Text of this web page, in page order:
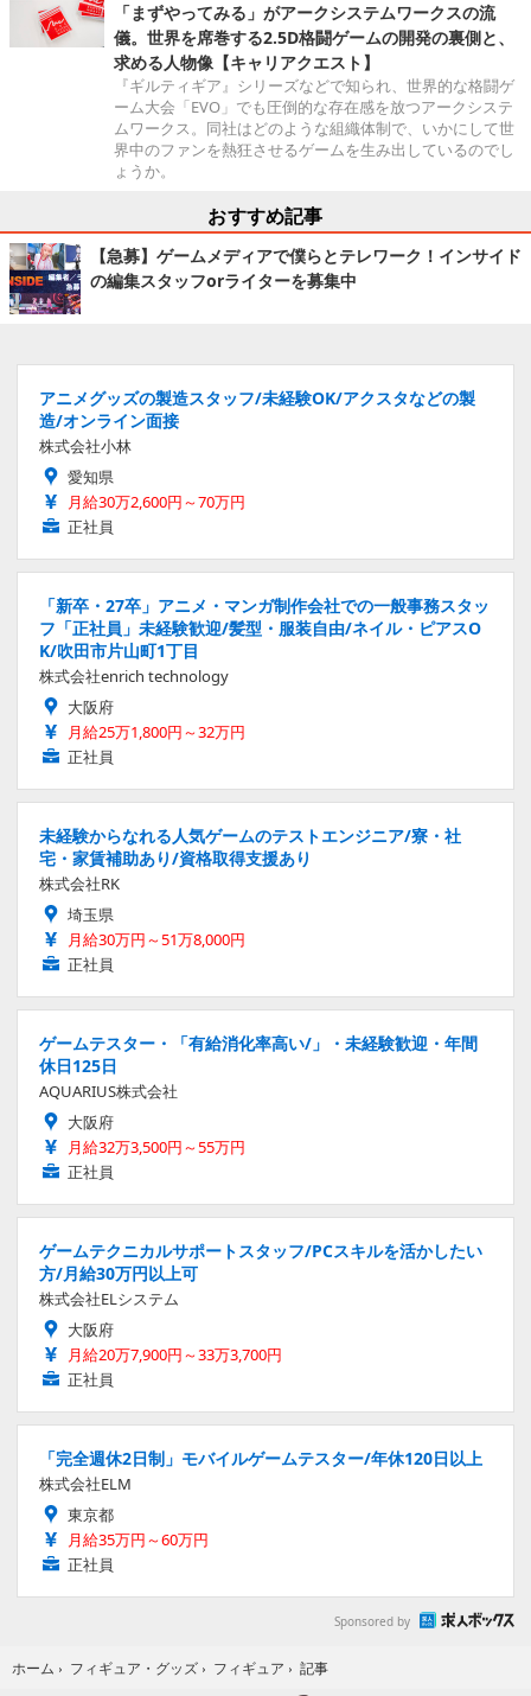
「まずやってみる」がアークシステムワークスの流
儀。世界を席巻する2.5D格闘ゲームの開発の裏側と、
求める人物像【キャリアクエスト】
『ギルティギア』シリーズなどで知られ、世界的な格闘ゲ
ーム大会「EVO」でも圧倒的な存在感を放つアークシステ
ムワークス。同社はどのような組織体制で、いかにして世
界中のファンを熱狂させるゲームを生み出しているのでし
ょうか。
おすすめ記事
【急募】ゲームメディアで僕らとテレワーク！インサイド
の編集スタッフorライターを募集中
アニメグッズの製造スタッフ/未経験OK/アクスタなどの製
造/オンライン面接
株式会社小林
愛知県
月給30万2,600円～70万円
正社員
「新卒・27卒」アニメ・マンガ制作会社での一般事務スタッ
フ「正社員」未経験歓迎/髪型・服装自由/ネイル・ピアスO
K/吹田市片山町1丁目
株式会社enrich technology
大阪府
月給25万1,800円～32万円
正社員
未経験からなれる人気ゲームのテストエンジニア/寮・社
宅・家賃補助あり/資格取得支援あり
株式会社RK
埼玉県
月給30万円～51万8,000円
正社員
ゲームテスター・「有給消化率高い/」・未経験歓迎・年間
休日125日
AQUARIUS株式会社
大阪府
月給32万3,500円～55万円
正社員
ゲームテクニカルサポートスタッフ/PCスキルを活かしたい
方/月給30万円以上可
株式会社ELシステム
大阪府
月給20万7,900円～33万3,700円
正社員
「完全週休2日制」モバイルゲームテスター/年休120日以上
株式会社ELM
東京都
月給35万円～60万円
正社員
Sponsored by
ホーム › フィギュア・グッズ › フィギュア › 記事